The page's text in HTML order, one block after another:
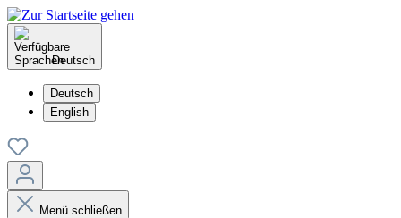
Deutsch
Deutsch
English
Menü schließen